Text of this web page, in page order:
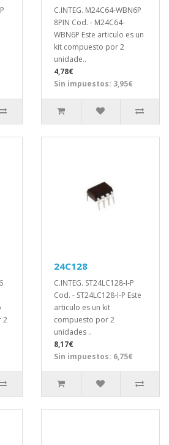
C.INTEG. M24C64-WBN6P
8PIN Cod. - M24C64-
WBN6P Este articulo es un
kit compuesto por 2
unidade..
4,78€
Sin impuestos: 3,95€
2
24C128
C.INTEG. ST24LC128-I-P
Cod. - ST24LC128-I-P Este
articulo es un kit
compuesto por 2
unidades ..
8,17€
Sin impuestos: 6,75€